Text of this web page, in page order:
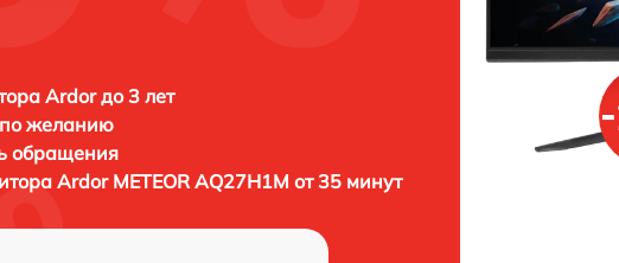
Ardor до 3 лет
желанию
обращения
Ardor METEOR AQ27H1M от 35 минут